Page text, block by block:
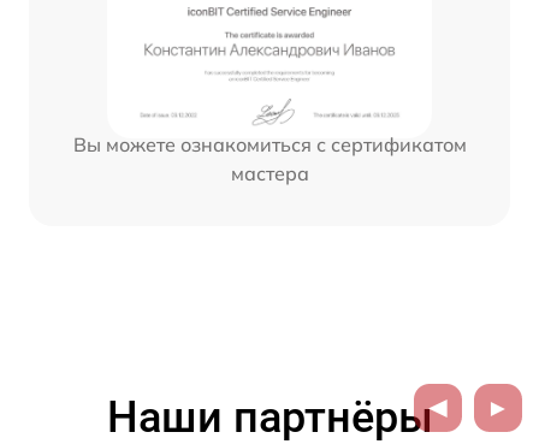
Вы можете ознакомиться с сертификатом
мастера
Наши партнёры